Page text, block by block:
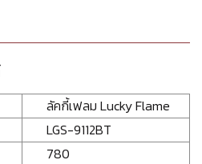
ลัคกี้เฟลม Lucky Flame
LGS-9112BT
780